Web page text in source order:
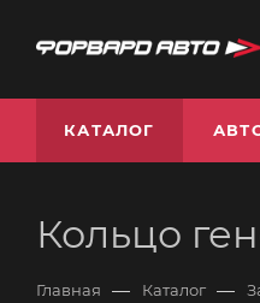
КАТАЛОГ
Кольцо
Главная — Каталог —